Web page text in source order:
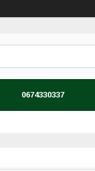
0674330337